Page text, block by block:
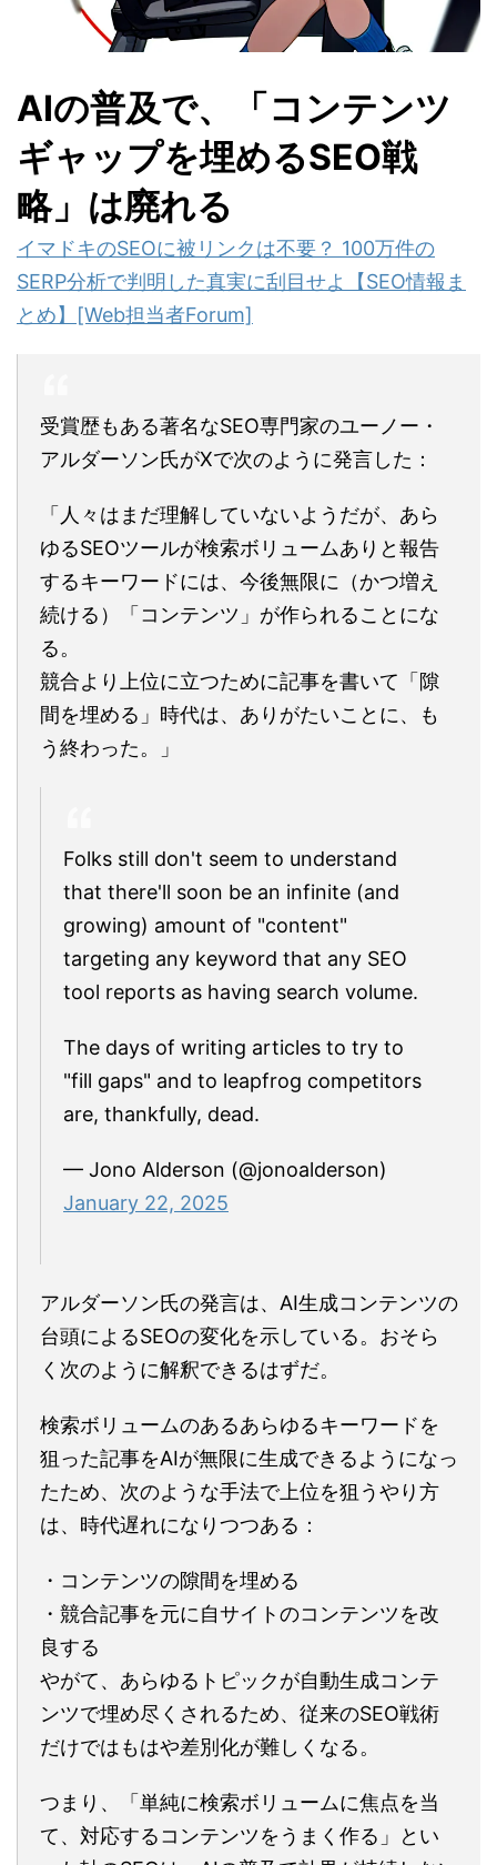
AIの普及で、「コンテンツ
ギャップを埋めるSEO戦
略」は廃れる
イマドキのSEOに被リンクは不要？ 100万件の
SERP分析で判明した真実に刮目せよ【SEO情報ま
とめ】[Web担当者Forum]
受賞歴もある著名なSEO専門家のユーノー・
アルダーソン氏がXで次のように発言した：
「人々はまだ理解していないようだが、あら
ゆるSEOツールが検索ボリュームありと報告
するキーワードには、今後無限に（かつ増え
続ける）「コンテンツ」が作られることにな
る。
競合より上位に立つために記事を書いて「隙
間を埋める」時代は、ありがたいことに、も
う終わった。」
Folks still don't seem to understand
that there'll soon be an infinite (and
growing) amount of "content"
targeting any keyword that any SEO
tool reports as having search volume.
The days of writing articles to try to
"fill gaps" and to leapfrog competitors
are, thankfully, dead.
— Jono Alderson (@jonoalderson)
January 22, 2025
アルダーソン氏の発言は、AI生成コンテンツの
台頭によるSEOの変化を示している。おそら
く次のように解釈できるはずだ。
検索ボリュームのあるあらゆるキーワードを
狙った記事をAIが無限に生成できるようになっ
たため、次のような手法で上位を狙うやり方
は、時代遅れになりつつある：
・コンテンツの隙間を埋める
・競合記事を元に自サイトのコンテンツを改
良する
やがて、あらゆるトピックが自動生成コンテ
ンツで埋め尽くされるため、従来のSEO戦術
だけではもはや差別化が難しくなる。
つまり、「単純に検索ボリュームに焦点を当
て、対応するコンテンツをうまく作る」とい